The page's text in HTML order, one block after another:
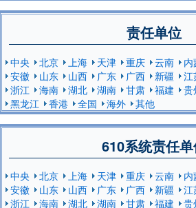
责任单位
中央 北京 上海 天津 重庆 云南 内
安徽
山东 山西 广东 广西 新疆 江
浙江
海南 湖北 湖南 甘肃 福建 贵
黑龙江
香港 全国 海外 其他
610系统责任
中央 北京 上海 天津 重庆 云南 内
安徽
山东 山西 广东 广西 新疆 江
浙江
海南 湖北 湖南 甘肃 福建 贵